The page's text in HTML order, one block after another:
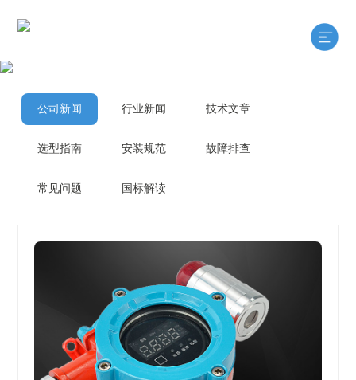
公司新闻 行业新闻 技术文章
选型指南 安装规范 故障排查
常见问题 国标解读